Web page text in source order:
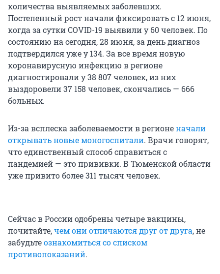
количества выявляемых заболевших.
Постепенный рост начали фиксировать с 12 июня,
когда за сутки COVID-19 выявили у 60 человек. По
состоянию на сегодня, 28 июня, за день диагноз
подтвердился уже у 134. За все время новую
коронавирусную инфекцию в регионе
диагностировали у 38 807 человек, из них
выздоровели 37 158 человек, скончались — 666
больных.
Из-за всплеска заболеваемости в регионеначали
открывать новые моногоспитали. Врачи говорят,
что единственный способ справиться с
пандемией — это прививки. В Тюменской области
уже привито более 311 тысяч человек.
Сейчас в России одобрены четыре вакцины,
почитайте,чем они отличаются друг от друга, не
забудьтеознакомиться со списком
противопоказаний.